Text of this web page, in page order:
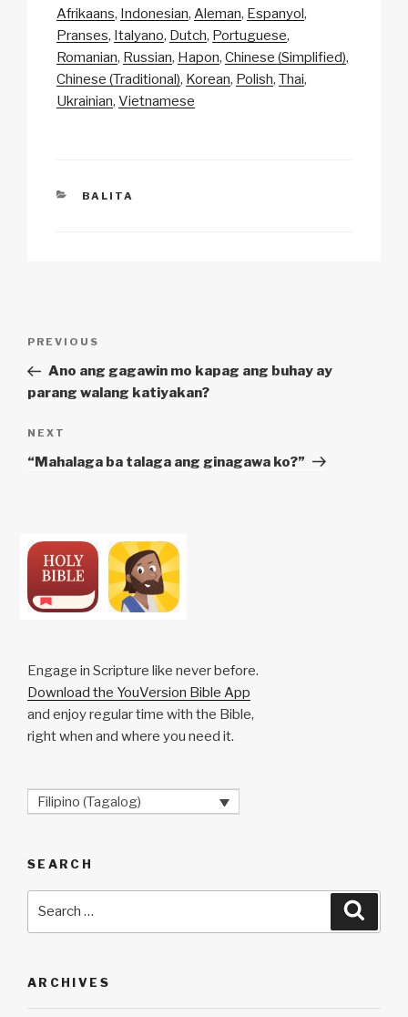
y
Li
n
e
b
o
s
A
p
p
c
h
Afrikaans Indonesian Aleman Espanyol
Pranses Italyano Dutch Portuguese
Romanian Russian Hapon Chinese (Simplified)
Chinese (Traditional) Korean Polish Thai
Ukrainian Vietnamese
CATEGORIES
BALITA
Previous
Post
PREVIOUS
Ano ang gagawin mo kapag ang buhay ay
parang walang katiyakan?
Next
Post
NEXT
“Mahalaga ba talaga ang ginagawa ko?”
Engage in Scripture like never before.
Download the YouVersion Bible App
and enjoy regular time with the Bible,
right when and where you need it.
Filipino (Tagalog)
SEARCH
ARCHIVES